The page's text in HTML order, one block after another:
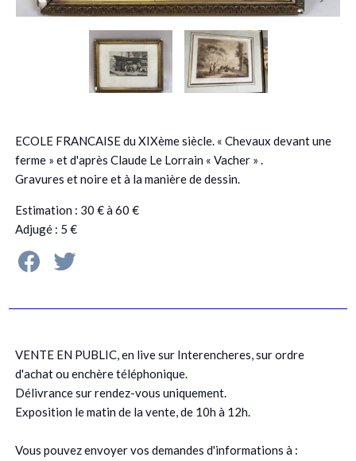
ECOLE FRANCAISE du XIXème siècle. « Chevaux devant une
ferme » et d'après Claude Le Lorrain « Vacher » .
Gravures et noire et à la manière de dessin.
Estimation : 30 € à 60 €
Adjugé : 5 €
VENTE EN PUBLIC, en live sur Interencheres, sur ordre
d'achat ou enchère téléphonique.
Délivrance sur rendez-vous uniquement.
Exposition le matin de la vente, de 10h à 12h.
Vous pouvez envoyer vos demandes d'informations à :